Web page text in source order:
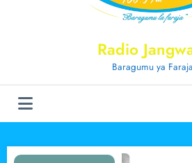
Radio
Baragumu ya Faraja